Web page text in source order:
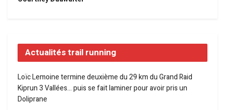
Actualités trail running
Loïc Lemoine termine deuxième du 29 km du Grand Raid
Kiprun 3 Vallées… puis se fait laminer pour avoir pris un
Doliprane